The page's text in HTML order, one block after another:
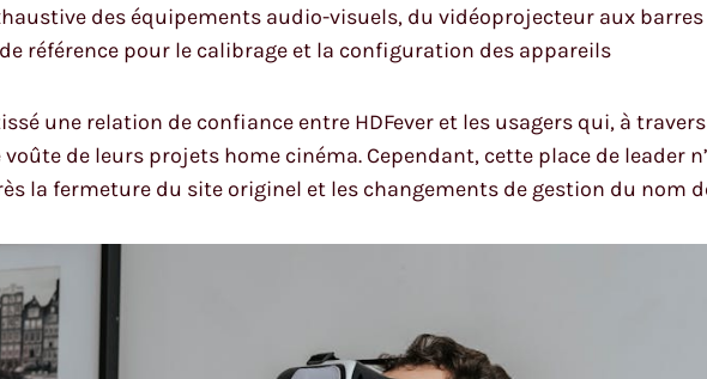
des équipements audio-visuels, du vidéoprojecteur aux barres
référence pour le calibrage et la configuration des appareils
une relation de confiance entre HDFever et les usagers qui, à
de leurs projets home cinéma. Cependant, cette place de leader
la fermeture du site originel et les changements de gestion du nom